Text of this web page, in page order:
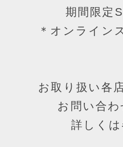
期間限定
＊オンライン
お取り扱い各
お問い合
詳しく